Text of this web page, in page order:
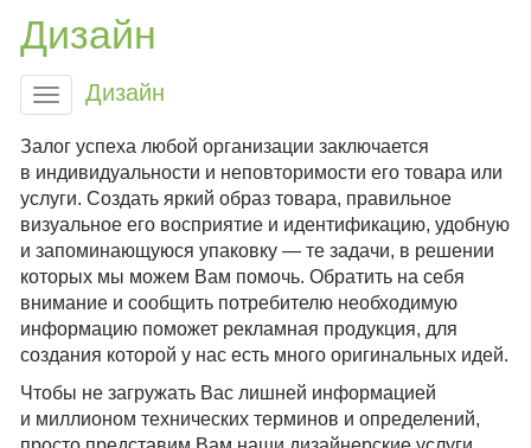
Дизайн
МенюДизайн
Залог успеха любой организации заключается
в индивидуальности и неповторимости его товара или
услуги. Создать яркий образ товара, правильное
визуальное его восприятие и идентификацию, удобную
и запоминающуюся упаковку — те задачи, в решении
которых мы можем Вам помочь. Обратить на себя
внимание и сообщить потребителю необходимую
информацию поможет рекламная продукция, для
создания которой у нас есть много оригинальных идей.
Чтобы не загружать Вас лишней информацией
и миллионом технических терминов и определений,